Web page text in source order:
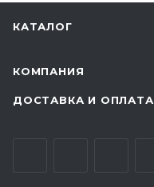
КАТАЛОГ
КОМПАНИЯ
ДОСТАВКА И ОПЛАТА